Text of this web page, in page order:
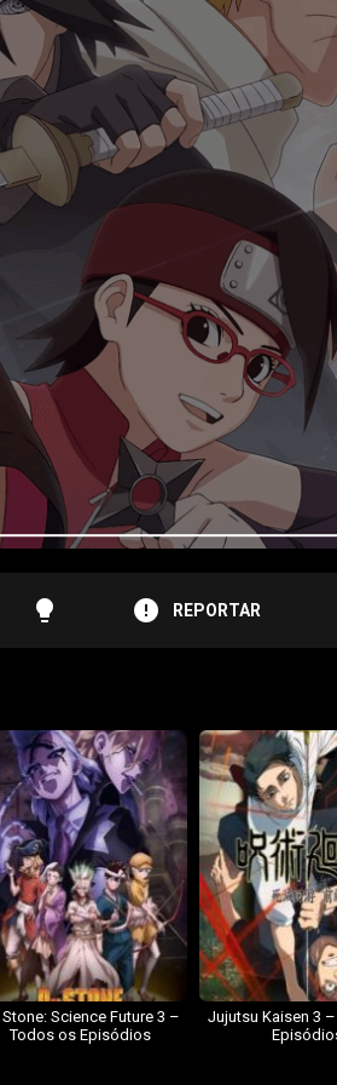
lightbulb error REPORTAR
Stone: Science Future 3 –
Todos os Episódios
Jujutsu Kaisen 3